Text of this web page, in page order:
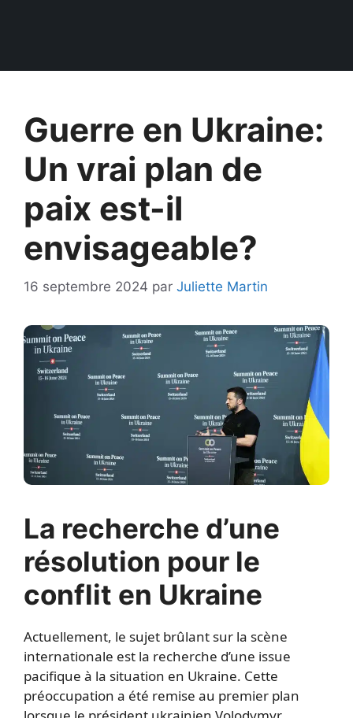
Guerre en Ukraine:
Un vrai plan de
paix est-il
envisageable?
16 septembre 2024 par Juliette Martin
La recherche d’une
résolution pour le
conflit en Ukraine
Actuellement, le sujet brûlant sur la scène
internationale est la recherche d’une issue
pacifique à la situation en Ukraine. Cette
préoccupation a été remise au premier plan